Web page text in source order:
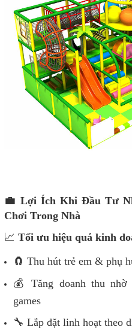
💼 Lợi Ích Khi Đầu Tư
Chơi Trong Nhà
📈 Tối ưu hiệu quả kinh
🧲 Thu hút trẻ em & phụ
💰 Tăng doanh thu
games
🔧 Lắp đặt linh hoạt theo